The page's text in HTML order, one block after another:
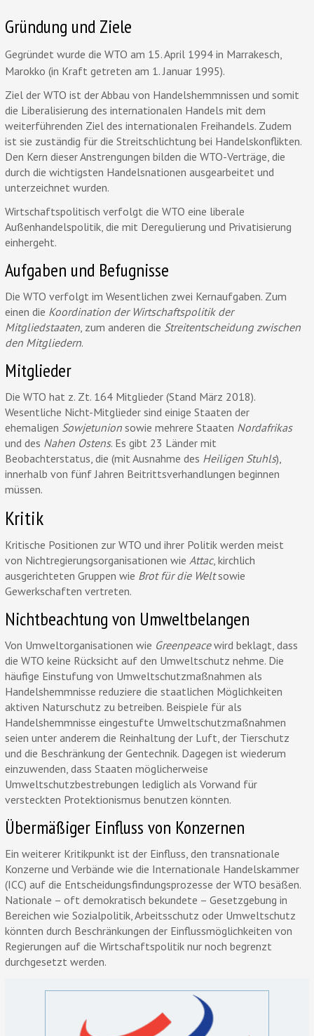
Gründung und Ziele
Gegründet wurde die WTO am 15. April 1994 in Marrakesch,
Marokko (in Kraft getreten am 1. Januar 1995).
Ziel der WTO ist der Abbau von Handelshemmnissen und somit
die Liberalisierung des internationalen Handels mit dem
weiterführenden Ziel des internationalen Freihandels. Zudem
ist sie zuständig für die Streitschlichtung bei Handelskonflikten.
Den Kern dieser Anstrengungen bilden die WTO-Verträge, die
durch die wichtigsten Handelsnationen ausgearbeitet und
unterzeichnet wurden.
Wirtschaftspolitisch verfolgt die WTO eine liberale
Außenhandelspolitik, die mit Deregulierung und Privatisierung
einhergeht.
Aufgaben und Befugnisse
Die WTO verfolgt im Wesentlichen zwei Kernaufgaben. Zum
einen die Koordination der Wirtschaftspolitik der
Mitgliedstaaten, zum anderen die Streitentscheidung zwischen
den Mitgliedern.
Mitglieder
Die WTO hat z. Zt. 164 Mitglieder (Stand März 2018).
Wesentliche Nicht-Mitglieder sind einige Staaten der
ehemaligen Sowjetunion sowie mehrere Staaten Nordafrikas
und des Nahen Ostens. Es gibt 23 Länder mit
Beobachterstatus, die (mit Ausnahme des Heiligen Stuhls),
innerhalb von fünf Jahren Beitrittsverhandlungen beginnen
müssen.
Kritik
Kritische Positionen zur WTO und ihrer Politik werden meist
von Nichtregierungsorganisationen wieAttac, kirchlich
ausgerichteten Gruppen wie Brot für die Weltsowie
Gewerkschaften vertreten.
Nichtbeachtung von Umweltbelangen
Von Umweltorganisationen wie Greenpeacewird beklagt, dass
die WTO keine Rücksicht auf den Umweltschutz nehme. Die
häufige Einstufung von Umweltschutzmaßnahmen als
Handelshemmnisse reduziere die staatlichen Möglichkeiten
aktiven Naturschutz zu betreiben. Beispiele für als
Handelshemmnisse eingestufte Umweltschutzmaßnahmen
seien unter anderem die Reinhaltung der Luft, der Tierschutz
und die Beschränkung der Gentechnik. Dagegen ist wiederum
einzuwenden, dass Staaten möglicherweise
Umweltschutzbestrebungen lediglich als Vorwand für
versteckten Protektionismus benutzen könnten.
Übermäßiger Einfluss von Konzernen
Ein weiterer Kritikpunkt ist der Einfluss, den transnationale
Konzerne und Verbände wie die Internationale Handelskammer
(ICC) auf die Entscheidungsfindungsprozesse der WTO besäßen.
Nationale – oft demokratisch bekundete – Gesetzgebung in
Bereichen wie Sozialpolitik, Arbeitsschutz oder Umweltschutz
könnten durch Beschränkungen der Einflussmöglichkeiten von
Regierungen auf die Wirtschaftspolitik nur noch begrenzt
durchgesetzt werden.